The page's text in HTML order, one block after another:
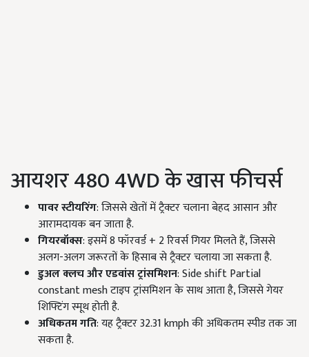
आयशर 480 4WD के खास फीचर्स
पावर स्टीयरिंग: जिससे खेतों में ट्रैक्टर चलाना बेहद आसान और
आरामदायक बन जाता है.
गियरबॉक्स: इसमें 8 फॉरवर्ड + 2 रिवर्स गियर मिलते हैं, जिससे
अलग-अलग जरूरतों के हिसाब से ट्रैक्टर चलाया जा सकता है.
डुअल क्लच और एडवांस ट्रांसमिशन: Side shift Partial
constant mesh टाइप ट्रांसमिशन के साथ आता है, जिससे गेयर
शिफ्टिंग स्मूथ होती है.
अधिकतम गति: यह ट्रैक्टर 32.31 kmph की अधिकतम स्पीड तक जा
सकता है.